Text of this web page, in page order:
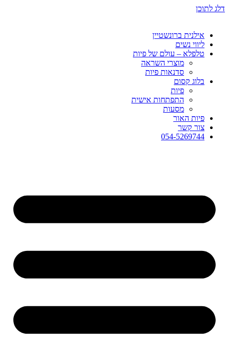
דלג לתוכן
אילנית ברונשטיין
ליווי נשים
טלפלא – עולם של פיות
מוצרי השראה
סדנאות פיות
בלוג קסום
פיות
התפתחות אישית
מסעות
פיות האור
צור קשר
054-5269744